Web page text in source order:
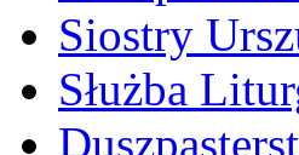
Siostry
Służba